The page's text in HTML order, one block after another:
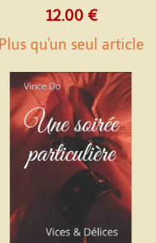
12.00 €
Plus qu'un seul article